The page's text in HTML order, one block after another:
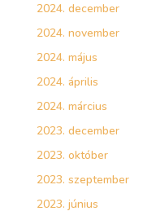
2024. december
2024. november
2024. május
2024. április
2024. március
2023. december
2023. október
2023. szeptember
2023. június